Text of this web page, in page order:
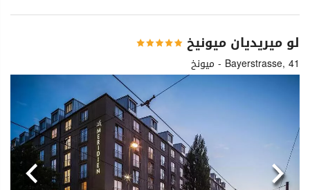
لو ميريديان ميونيخ
Bayerstrasse, 41 - ميونخ
السابق